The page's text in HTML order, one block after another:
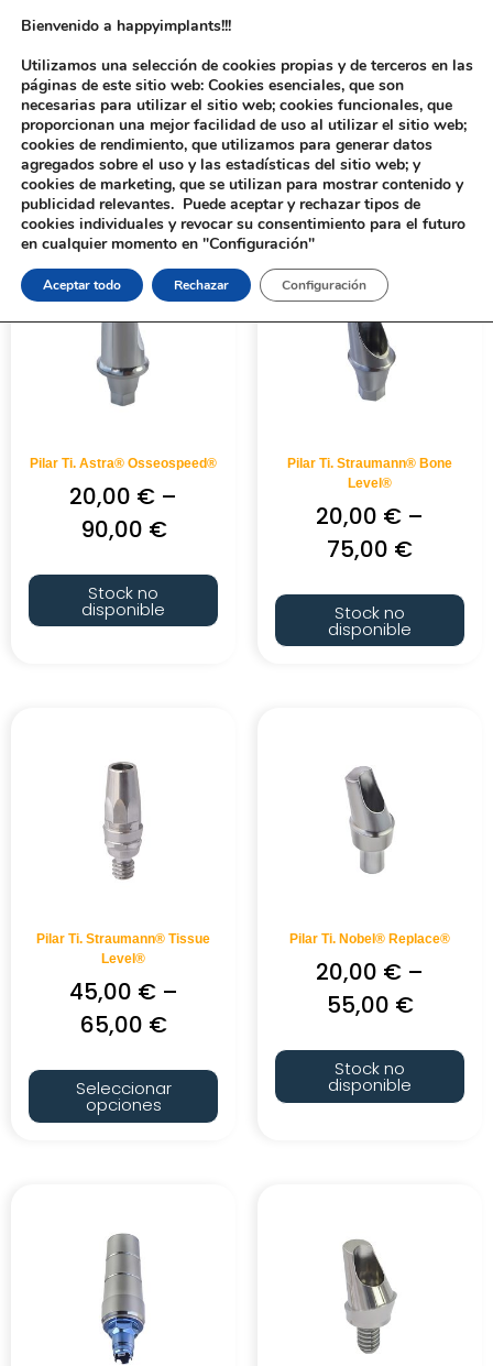
Inicio/Implantología/Aditamentos Analógicos/ Pilar Ti.
Pilar Ti. Astra® Osseospeed®
20,00 € –
90,00 €
Stock no
disponible
Pilar Ti. Straumann® Bone
Level®
20,00 € –
75,00 €
Stock no
disponible
Pilar Ti. Straumann® Tissue
Level®
45,00 €–
65,00 €
Seleccionar
opciones
Pilar Ti. Nobel® Replace®
20,00 € –
55,00 €
Stock no
disponible
Bienvenido a happyimplants!!!
Utilizamos una selección de cookies propias y de terceros en las
páginas de este sitio web: Cookies esenciales, que son
necesarias para utilizar el sitio web; cookies funcionales, que
proporcionan una mejor facilidad de uso al utilizar el sitio web;
cookies de rendimiento, que utilizamos para generar datos
agregados sobre el uso y las estadísticas del sitio web; y
cookies de marketing, que se utilizan para mostrar contenido y
publicidad relevantes. Puede aceptar y rechazar tipos de
cookies individuales y revocar su consentimiento para el futuro
en cualquier momento en "Configuración"
Aceptar todo Rechazar Configuración